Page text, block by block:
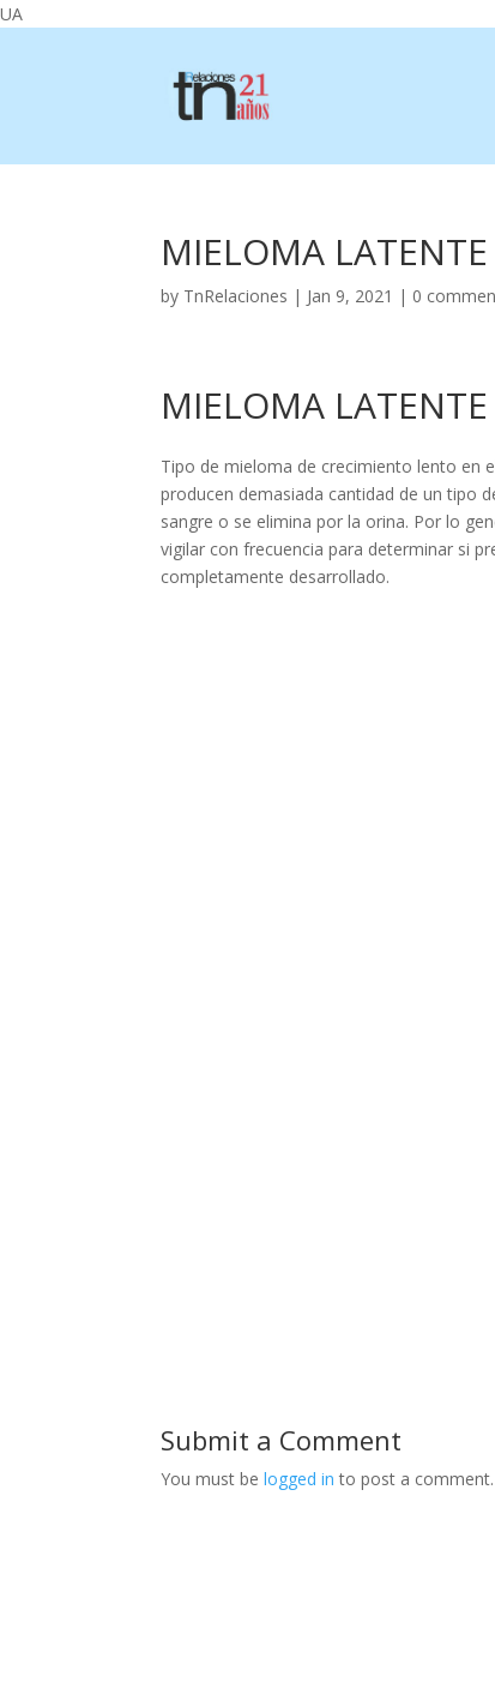
UA
MIELOMA LATENTE
by TnRelaciones | Jan 9, 2021 | 0
MIELOMA LATENTE
Tipo de mieloma de crecimiento lento en
producen demasiada cantidad de un tipo
sangre o se elimina por la orina. Por lo
vigilar con frecuencia para determinar si
completamente desarrollado.
Submit a Comment
You must belogged in to post a comment.